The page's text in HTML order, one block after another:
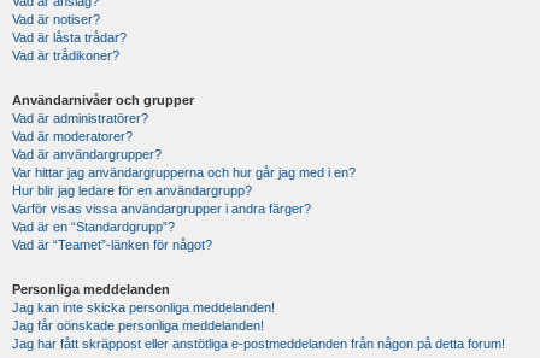
Vad är notiser?
Vad är låsta trådar?
Vad är trådikoner?
Användarnivåer och grupper
Vad är administratörer?
Vad är moderatorer?
Vad är användargrupper?
Var hittar jag användargrupperna och hur går jag med i en?
Hur blir jag ledare för en användargrupp?
Varför visas vissa användargrupper i andra färger?
Vad är en “Standardgrupp”?
Vad är “Teamet”-länken för något?
Personliga meddelanden
Jag kan inte skicka personliga meddelanden!
Jag får oönskade personliga meddelanden!
Jag har fått skräppost eller anstötliga e-postmeddelanden från någon på detta forum!